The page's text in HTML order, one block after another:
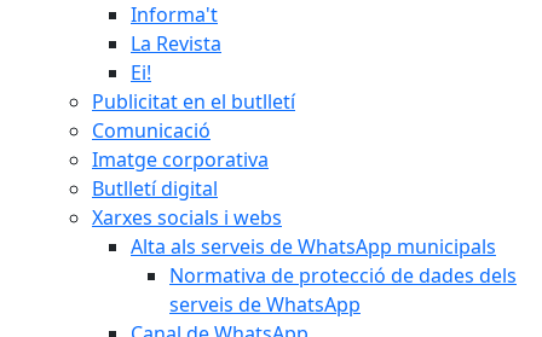
Informa't
La Revista
Ei!
Publicitat en el butlletí
Comunicació
Imatge corporativa
Butlletí digital
Xarxes socials i webs
Alta als serveis de WhatsApp municipals
Normativa de protecció de dades dels
serveis de WhatsApp